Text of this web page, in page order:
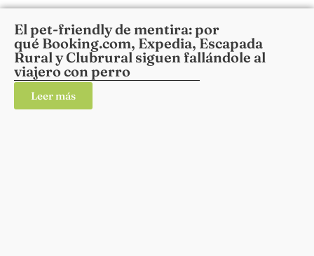
El pet-friendly de mentira: por
qué Booking.com, Expedia, Escapada
Rural y Clubrural siguen fallándole al
viajero con perro
Leer más